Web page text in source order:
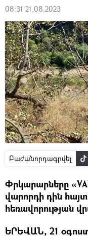
08:31 21.08.2023
Բաժանորդագրվել
Փրկարարները
վարորդի դին
հեռավորության
ԵՐԵՎԱՆ, 21